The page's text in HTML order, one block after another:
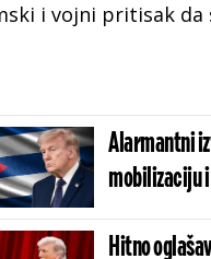
i vojni pritisak
Alarmantni
mobilizaciju
Hitno oglašavanje Amerike: Pentagon i